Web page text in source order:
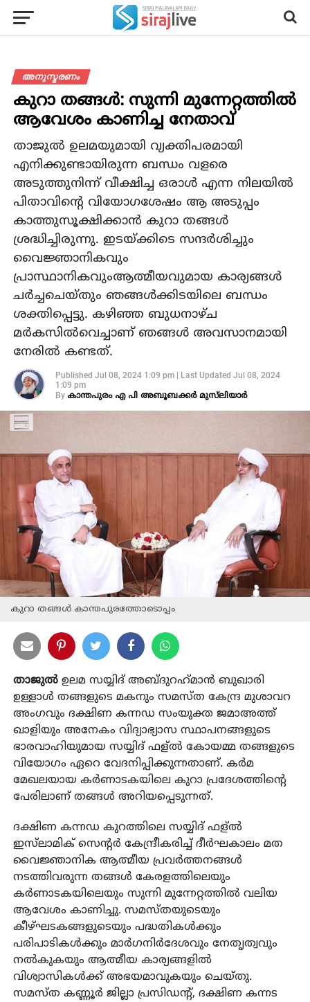
അനുസ്മരണം
കുറാ തങ്ങൾ: സുന്നി മുന്നേറ്റത്തിൽ
ആവേശം കാണിച്ച നേതാവ്
താജുൽ ഉലമയുമായി വ്യക്തിപരമായി
എനിക്കുണ്ടായിരുന്ന ബന്ധം വളരെ
അടുത്തുനിന്ന് വീക്ഷിച്ച ഒരാൾ എന്ന നിലയിൽ
പിതാവിന്റെ വിയോഗശേഷം ആ അടുപ്പം
കാത്തുസൂക്ഷിക്കാൻ കുറാ തങ്ങൾ
ശ്രദ്ധിച്ചിരുന്നു. ഇടയ്ക്കിടെ സന്ദർശിച്ചും
വൈജ്ഞാനികവും
പ്രാസ്ഥാനികവുംആത്മീയവുമായ കാര്യങ്ങൾ
ചർച്ചചെയ്തും ഞങ്ങൾക്കിടയിലെ ബന്ധം
ശക്തിപ്പെട്ടു. കഴിഞ്ഞ ബുധനാഴ്ച
മർകസിൽവെച്ചാണ് ഞങ്ങൾ അവസാനമായി
നേരിൽ കണ്ടത്.
Published Jul 08, 2024 1:09 pm| Last Updated Jul 08, 2024
1:09 pm
By കാന്തപുരം എ പി അബൂബക്കര്‍ മുസ്‍ലിയാർ
കുറാ തങ്ങൾ കാന്തപുരത്തോടൊപ്പം
താജുല്‍ഉലമ സയ്യിദ് അബ്‌ദുറഹ്‌മാൻ ബുഖാരി
ഉള്ളാള്‍ തങ്ങളുടെ മകനും സമസ്ത കേന്ദ്ര മുശാവറ
അംഗവും ദക്ഷിണ കന്നഡ സംയുക്ത ജമാഅത്ത്
ഖാളിയും അനേകം വിദ്യാഭ്യാസ സ്ഥാപനങ്ങളുടെ
ഭാരവാഹിയുമായ സയ്യിദ് ഫള്ല്‍ കോയമ്മ തങ്ങളുടെ
വിയോഗം ഏറെ വേദനിപ്പിക്കുന്നതാണ്. കർമ
മേഖലയായ കർണാടകയിലെ കുറാ പ്രദേശത്തിന്റെ
പേരിലാണ് തങ്ങൾ അറിയപ്പെടുന്നത്.
ദക്ഷിണ കന്നഡ കുറത്തിലെ സയ്യിദ് ഫള്ല്‍
ഇസ്‌ലാമിക് സെന്റർ കേന്ദ്രീകരിച്ച് ദീർഘകാലം മത
വൈജ്ഞാനിക ആത്മീയ പ്രവർത്തനങ്ങൾ
നടത്തിവരുന്ന തങ്ങൾ കേരളത്തിലെയും
കർണാടകയിലെയും സുന്നി മുന്നേറ്റത്തിൽ വലിയ
ആവേശം കാണിച്ചു. സമസ്തയുടെയും
കീഴ്‌ഘടകങ്ങളുടെയും പദ്ധതികൾക്കും
പരിപാടികൾക്കും മാർഗനിർദേശവും നേതൃത്വവും
നൽകുകയും ആത്മീയ കാര്യങ്ങളിൽ
വിശ്വാസികൾക്ക് അഭയമാവുകയും ചെയ്തു.
സമസ്ത കണ്ണൂര്‍ ജില്ലാ പ്രസിഡന്റ്, ദക്ഷിണ കന്നട